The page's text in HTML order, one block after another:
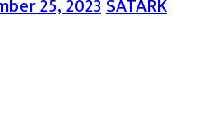
25, 2023SATARK